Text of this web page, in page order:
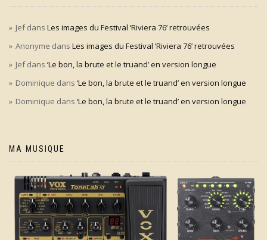
Jefdans Les images du Festival ‘Riviera 76’ retrouvées
Anonyme dans Les images du Festival ‘Riviera 76’ retrouvées
Jefdans ‘Le bon, la brute et le truand’ en version longue
Dominique dans ‘Le bon, la brute et le truand’ en version longue
Dominique dans ‘Le bon, la brute et le truand’ en version longue
MA MUSIQUE